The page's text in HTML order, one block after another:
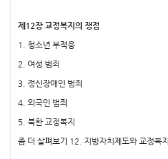
제12장 교정복지의 쟁점
1. 청소년 부적응
2. 여성 범죄
3. 정신장애인 범죄
4. 외국인 범죄
5. 북한 교정복지
좀 더 살펴보기 12. 지방자치제도와 교정복지